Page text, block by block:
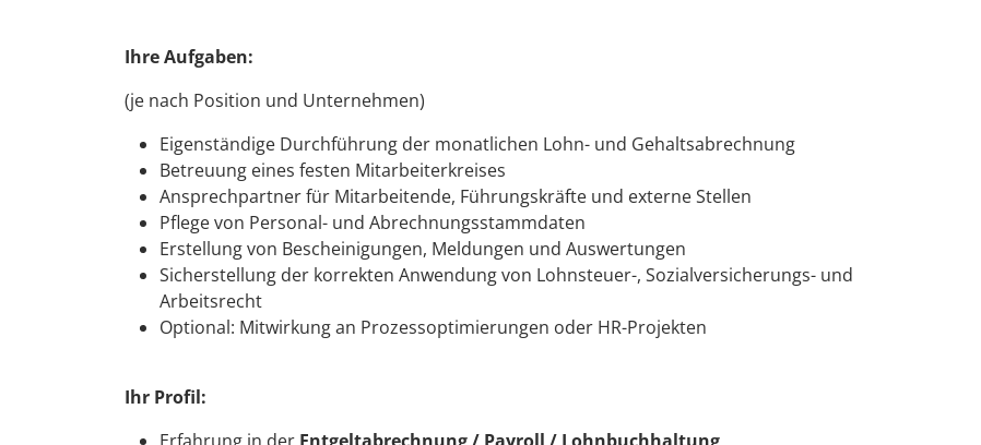
Ihre Aufgaben:
(je nach Position und Unternehmen)
Eigenständige Durchführung der monatlichen Lohn- und Gehaltsabrechnung
Betreuung eines festen Mitarbeiterkreises
Ansprechpartner für Mitarbeitende, Führungskräfte und externe Stellen
Pflege von Personal- und Abrechnungsstammdaten
Erstellung von Bescheinigungen, Meldungen und Auswertungen
Sicherstellung der korrekten Anwendung von Lohnsteuer-, Sozialversicherungs- und
Arbeitsrecht
Optional: Mitwirkung an Prozessoptimierungen oder HR-Projekten
Ihr Profil: